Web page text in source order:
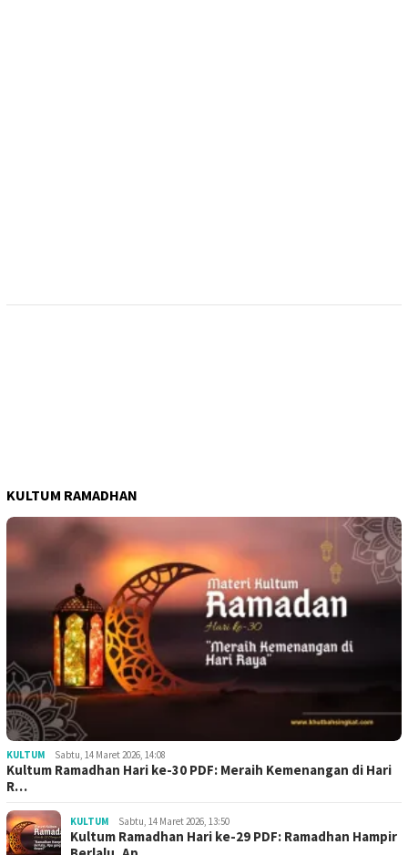
KULTUM RAMADHAN
KULTUM Sabtu, 14 Maret 2026, 14:08
Kultum Ramadhan Hari ke-30 PDF: Meraih Kemenangan di Hari
R…
KULTUM Sabtu, 14 Maret 2026, 13:50
Kultum Ramadhan Hari ke-29 PDF: Ramadhan Hampir